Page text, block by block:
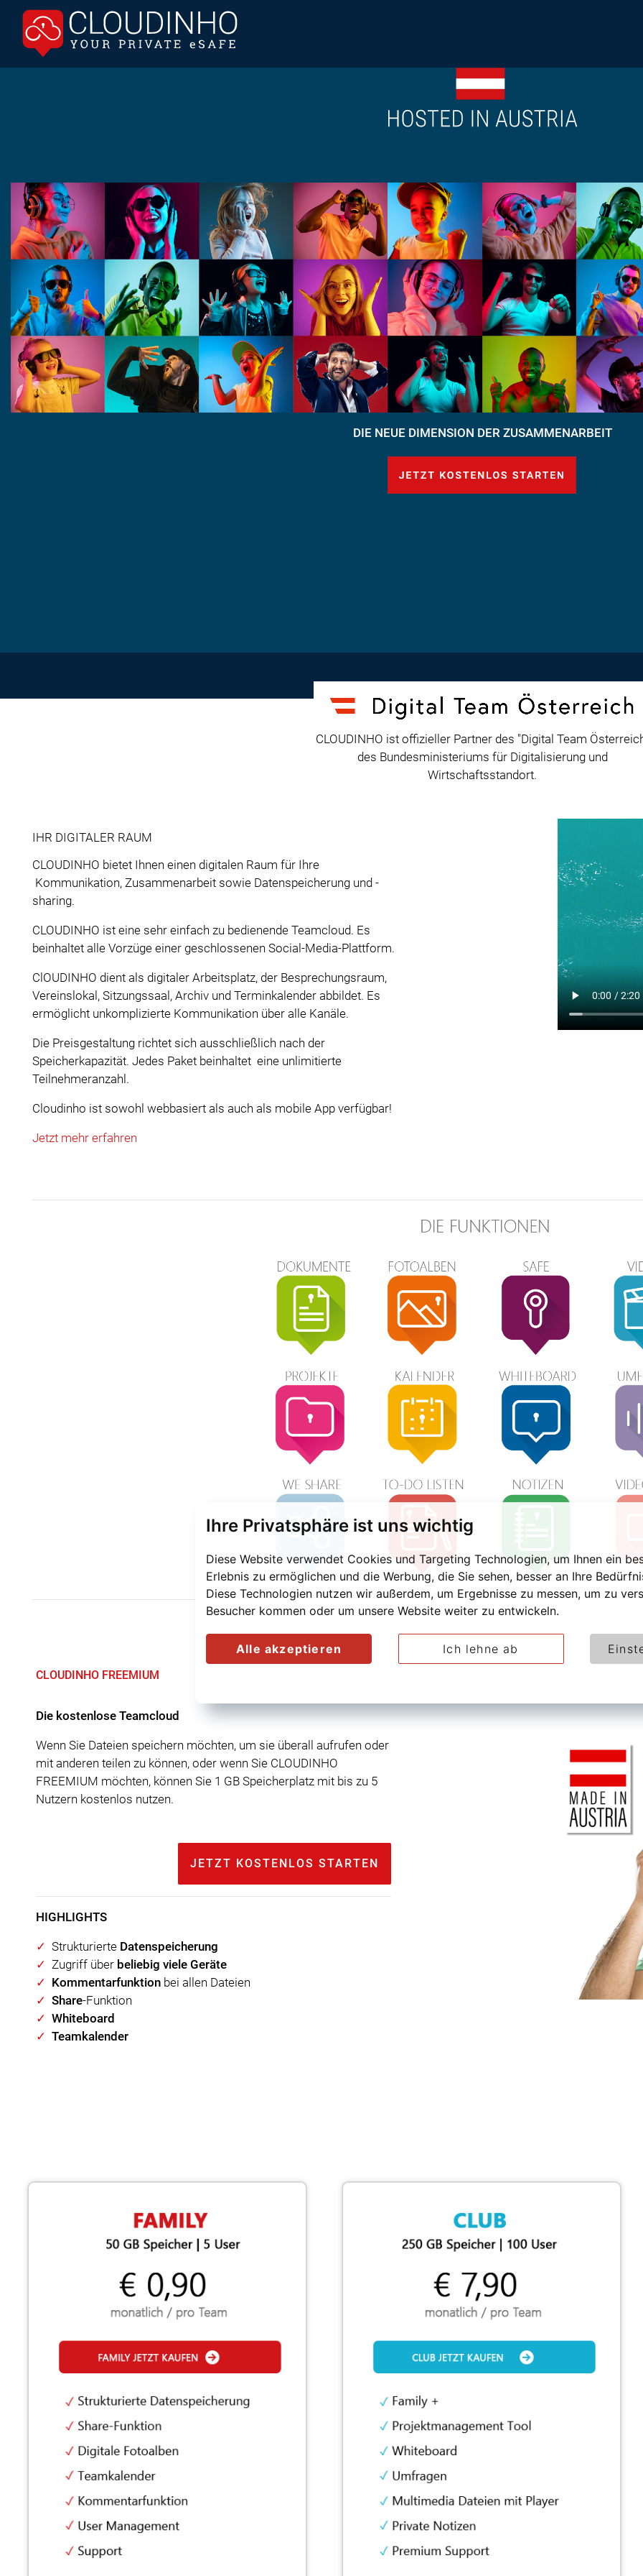
Ihre Privatsphäre ist uns wichtig
Diese Website verwendet Cookies und Targeting Technologien, um Ihnen ein
Erlebnis zu ermöglichen und die Werbung, die Sie sehen, besser an Ihre
Diese Technologien nutzen wir außerdem, um Ergebnisse zu messen, um zu
Besucher kommen oder um unsere Website weiter zu entwickeln.
Alle akzeptieren Ich lehne ab
DIE NEUE DIMENSION DER ZUSAMMENARBEIT
CLOUDINHO ist offizieller Partner des "Digital Team
des Bundesministeriums für Digitalisierung und
Wirtschaftsstandort.
IHR DIGITALER RAUM
CLOUDINHO bietet Ihnen einen digitalen Raum für Ihre
Kommunikation, Zusammenarbeit sowie Datenspeicherung und -
sharing.
CLOUDINHO ist eine sehr einfach zu bedienende Teamcloud. Es
beinhaltet alle Vorzüge einer geschlossenen Social-Media-Plattform.
ClOUDINHO dient als digitaler Arbeitsplatz, der Besprechungsraum,
Vereinslokal, Sitzungssaal, Archiv und Terminkalender abbildet. Es
ermöglicht unkomplizierte Kommunikation über alle Kanäle.
Die Preisgestaltung richtet sich ausschließlich nach der
Speicherkapazität. Jedes Paket beinhaltet eine unlimitierte
Teilnehmeranzahl.
Cloudinho ist sowohl webbasiert als auch als mobile App verfügbar!
Jetzt mehr erfahren
CLOUDINHO FREEMIUM
Die kostenlose Teamcloud
Wenn Sie Dateien speichern möchten, um sie überall aufrufen oder
mit anderen teilen zu können, oder wenn Sie CLOUDINHO
FREEMIUM möchten, können Sie 1 GB Speicherplatz mit bis zu 5
Nutzern kostenlos nutzen.
JETZT KOSTENLOS STARTEN
HIGHLIGHTS
Strukturierte Datenspeicherung
Zugriff über beliebig viele Geräte
Kommentarfunktion bei allen Dateien
Share-Funktion
Whiteboard
Teamkalender